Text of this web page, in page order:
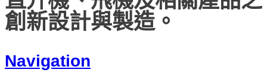
創新設計與製造。
Navigation